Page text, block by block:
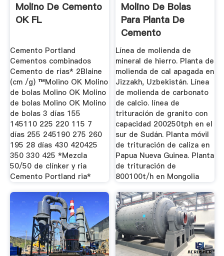
Molino De Cemento
OK FL
Cemento Portland
Cementos combinados
Cemento de rias* 2Blaine
(cm /g) ™Molino OK Molino
de bolas Molino OK Molino
de bolas Molino OK Molino
de bolas 3 días 155
145110 225 220 115 7
días 255 245190 275 260
195 28 días 430 420425
350 330 425 *Mezcla
50/50 de clínker y ria
Cemento Portland ria*
Molino De Bolas
Para Planta De
Cemento
Línea de molienda de
mineral de hierro. Planta de
molienda de cal apagada en
Jizzakh, Uzbekistán. Línea
de molienda de carbonato
de calcio. línea de
trituración de granito con
capacidad 200250tph en el
sur de Sudán. Planta móvil
de trituración de caliza en
Papua Nueva Guinea. Planta
de trituración de
800100t/h en Mongolia